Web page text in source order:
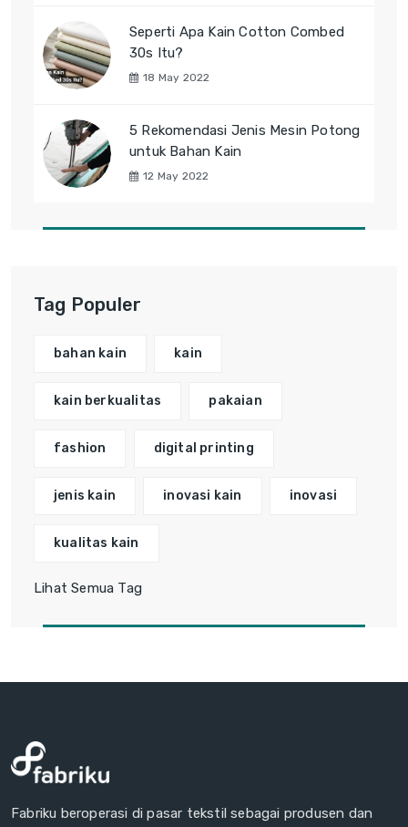
Seperti Apa Kain Cotton Combed
30s Itu?
18 May 2022
5 Rekomendasi Jenis Mesin Potong
untuk Bahan Kain
12 May 2022
Tag Populer
bahan kain kain
kain berkualitas pakaian
fashion digital printing
jenis kain inovasi kain inovasi
kualitas kain
Lihat Semua Tag
Fabriku beroperasi di pasar tekstil sebagai produsen dan